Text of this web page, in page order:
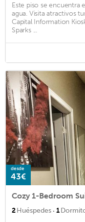
Este piso se encuentra
agua. Visita atractivos
Capital Information
Sparks ...
desde
43€
2Huéspedes · 1